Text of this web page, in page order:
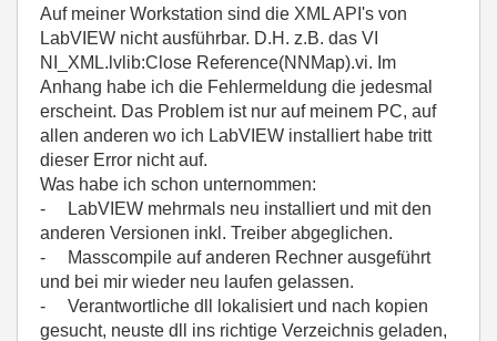
Auf meiner Workstation sind die XML API's von
LabVIEW nicht ausführbar. D.H. z.B. das VI
NI_XML.lvlib:Close Reference(NNMap).vi. Im
Anhang habe ich die Fehlermeldung die jedesmal
erscheint. Das Problem ist nur auf meinem PC, auf
allen anderen wo ich LabVIEW installiert habe tritt
dieser Error nicht auf.
Was habe ich schon unternommen:
- LabVIEW mehrmals neu installiert und mit den
anderen Versionen inkl. Treiber abgeglichen.
- Masscompile auf anderen Rechner ausgeführt
und bei mir wieder neu laufen gelassen.
- Verantwortliche dll lokalisiert und nach kopien
gesucht, neuste dll ins richtige Verzeichnis geladen,